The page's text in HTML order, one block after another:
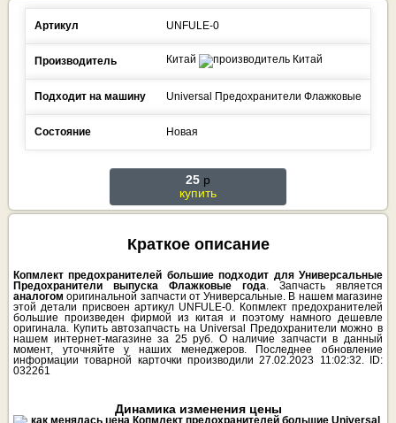
Артикул UNFULE-0
Производитель Китай
Подходит на машину Universal Предохранители Флажковые
Состояние Новая
25 p
купить
Краткое описание
Копмлект предохранителей большие подходит для Универсальные
Предохранители выпуска Флажковые года. Запчасть является
аналогом оригинальной запчасти от Универсальные. В нашем магазине
этой детали присвоен артикул UNFULE-0. Копмлект предохранителей
большие произведен фирмой из китая и поэтому намного дешевле
оригинала. Купить автозапчасть на Universal Предохранители можно в
нашем интернет-магазине за 25 руб. О наличие запчасти в данный
момент, уточняйте у наших менеджеров. Последнее обновление
информации товарной карточки производили 27.02.2023 11:02:32. ID:
032261
Динамика изменения цены